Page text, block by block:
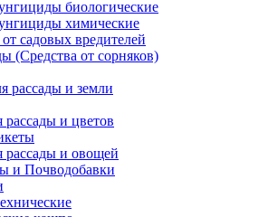
биологические
химические
садовых вредителей
(Средства от сорняков)
рассады и земли
рассады и цветов
рассады и овощей
и Почводобавки